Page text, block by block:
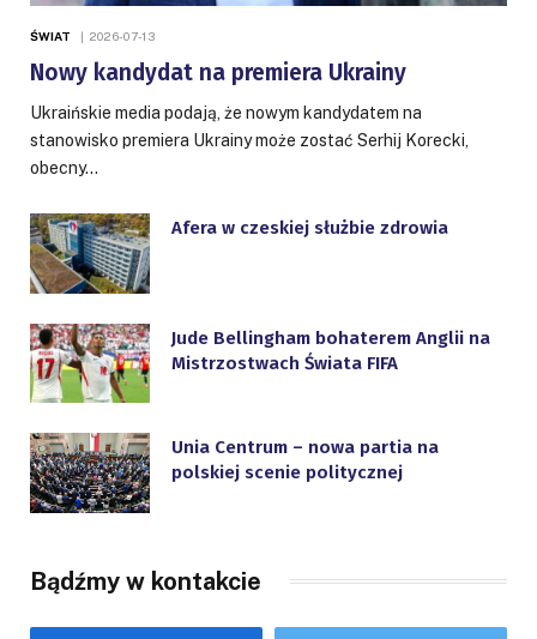
ŚWIAT 2026-07-13
Nowy kandydat na premiera Ukrainy
Ukraińskie media podają, że nowym kandydatem na
stanowisko premiera Ukrainy może zostać Serhij Korecki,
obecny…
Afera w czeskiej służbie zdrowia
Jude Bellingham bohaterem Anglii na
Mistrzostwach Świata FIFA
Unia Centrum – nowa partia na
polskiej scenie politycznej
Bądźmy w kontakcie